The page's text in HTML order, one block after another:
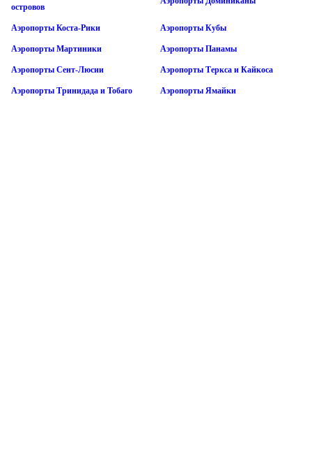
островов
Аэропорты Коста-Рики Аэропорты Кубы
Аэропорты Мартиники Аэропорты Панамы
Аэропорты Сент-Люсии Аэропорты Теркса и Кайкоса
Аэропорты Тринидада и Тобаго Аэропорты Ямайки